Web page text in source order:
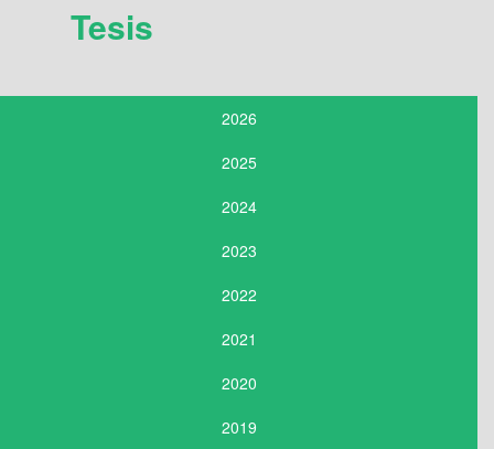
Tesis
2026
2025
2024
2023
2022
2021
2020
2019